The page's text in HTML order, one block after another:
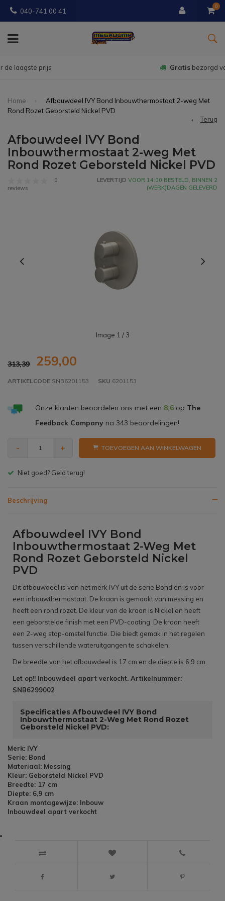
040-741 00 41
0
bezorgd vanaf € 150
Home
Afbouwdeel IVY Bond Inbouwthermostaat 2-weg Met
Rond Rozet Geborsteld Nickel PVD
Terug
Afbouwdeel IVY Bond
Inbouwthermostaat 2-weg Met
Rond Rozet Geborsteld Nickel PVD
0
reviews
LEVERTIJD VOOR 14:00 BESTELD, BINNEN 2
(WERK)DAGEN GELEVERD
Image 1 / 3
313,39 259,00
ARTIKELCODE SNB6201153 SKU 6201153
Onze klanten beoordelen ons met een 8,6op The
Feedback Companyna 343 beoordelingen!
- + TOEVOEGEN AAN WINKELWAGEN
Gratis bezorgen v.a. € 150,- (NL)
Beschrijving
Afbouwdeel IVY Bond
Inbouwthermostaat 2-Weg Met
Rond Rozet Geborsteld Nickel
PVD
Dit afbouwdeel is van het merk IVY uit de serie Bond en is voor
een inbouwthermostaat. De kraan is gemaakt van messing en
heeft een rond rozet. De kleur van de kraan is Nickel en heeft
een geborstelde finish met een PVD-coating. De kraan heeft
een 2-weg stop-omstel functie. Die biedt gemak in het regelen
tussen verschillende wateruitgangen te schakelen.
De breedte van het afbouwdeel is 17 cm en de diepte is 6,9 cm.
Let op!! Inbouwdeel apart verkocht. Artikelnummer:
SNB6299002
Specificaties Afbouwdeel IVY Bond
Inbouwthermostaat 2-Weg Met Rond Rozet
Geborsteld Nickel PVD:
Merk: IVY
Serie: Bond
Materiaal: Messing
Kleur: Geborsteld Nickel PVD
Breedte: 17 cm
Diepte: 6,9 cm
Kraan montagewijze: Inbouw
Inbouwdeel apart verkocht